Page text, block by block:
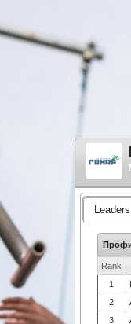
Leaders
Rank
1
2
3